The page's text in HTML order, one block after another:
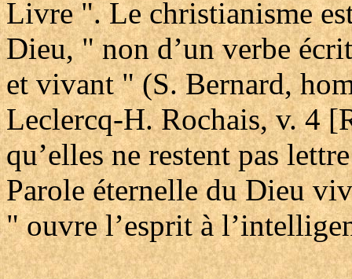
Livre ". Le christianisme
Dieu, " non d’un verbe
et vivant " (S. Bernard,
Leclercq-H. Rochais, v. 4
qu’elles ne restent pas
Parole éternelle du Dieu
" ouvre l’esprit à